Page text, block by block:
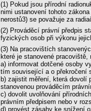
(1) Pokud jsou přírodní
nimi ustanovení tohoto
nerostů3) se považuje za
(2) Prováděcí právní předpis
fyzických osob při výkonu
(3) Na pracovištích
které je stanovené
a) informovat dotčené osoby
tím související a o překročení
b) zajistit měření, která dovolí
stanovenou prováděcím
c) dovolit uvolňování
právním předpisem nebo v
d) provést zásahy ke snížení